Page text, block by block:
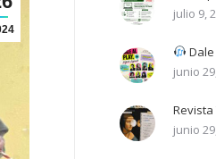
julio 9,
junio
junio